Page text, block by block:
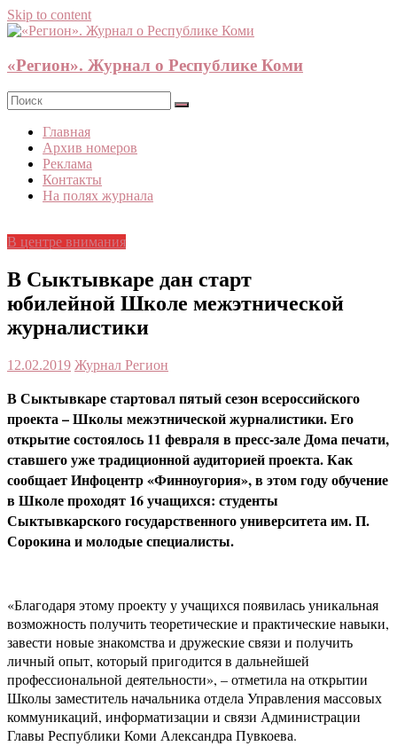
Skip to content
«Регион». Журнал о Республике Коми
Главная
Архив номеров
Реклама
Контакты
На полях журнала
В центре внимания
В Сыктывкаре дан старт
юбилейной Школе межэтнической
журналистики
12.02.2019 Журнал Регион
В Сыктывкаре стартовал пятый сезон всероссийского
проекта – Школы межэтнической журналистики. Его
открытие состоялось 11 февраля в пресс-зале Дома печати,
ставшего уже традиционной аудиторией проекта. Как
сообщает Инфоцентр «Финноугория», в этом году обучение
в Школе проходят 16 учащихся: студенты
Сыктывкарского государственного университета им. П.
Сорокина и молодые специалисты.
«Благодаря этому проекту у учащихся появилась уникальная
возможность получить теоретические и практические навыки,
завести новые знакомства и дружеские связи и получить
личный опыт, который пригодится в дальнейшей
профессиональной деятельности», – отметила на открытии
Школы заместитель начальника отдела Управления массовых
коммуникаций, информатизации и связи Администрации
Главы Республики Коми Александра Пувкоева.